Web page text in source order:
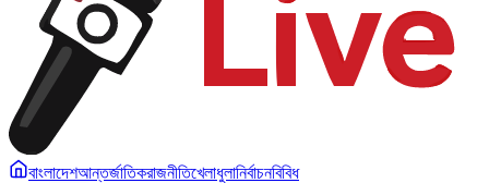
বাংলাদেশআন্তর্জাতিকরাজনীতিখেলাধুলানির্বাচনবিবিধ